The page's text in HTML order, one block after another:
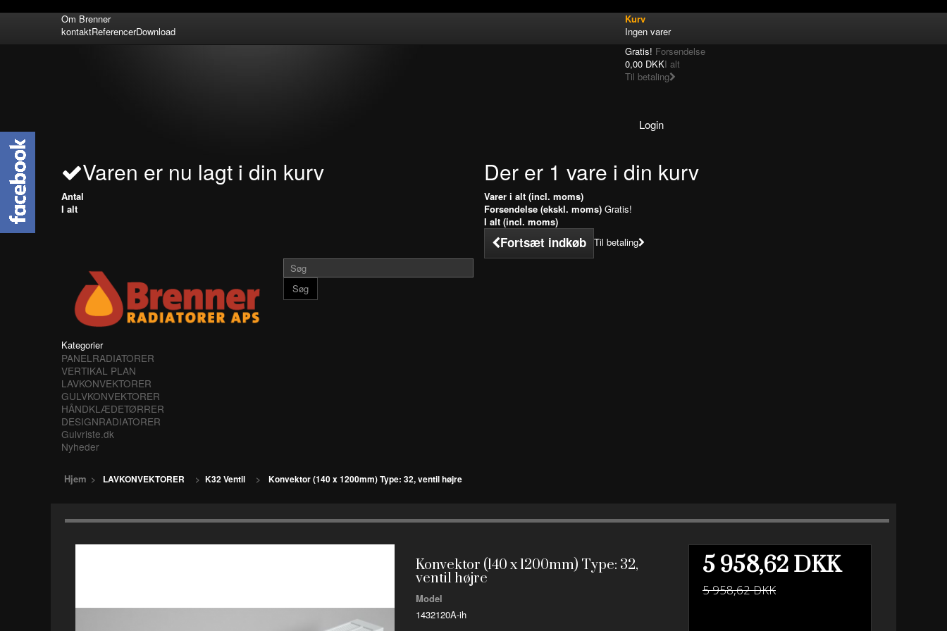
Om Brenner
kontaktReferencerDownload
Kurv
Ingen varer
Gratis! Forsendelse
0,00 DKKI alt
Til betaling
Login
Varen er nu lagt i din kurv
Antal
I alt
Der er 1 vare i din kurv
Varer i alt (incl. moms)
Forsendelse (ekskl. moms) Gratis!
I alt (incl. moms)
Fortsæt indkøb Til betaling
Søg
Kategorier
PANELRADIATORER
VERTIKAL PLAN
LAVKONVEKTORER
GULVKONVEKTORER
HÅNDKLÆDETØRRER
DESIGNRADIATORER
Gulvriste.dk
Nyheder
Hjem > LAVKONVEKTORER > K32 Ventil > Konvektor (140 x 1200mm) Type: 32, ventil højre
Konvektor (140 x 1200mm) Type: 32,
ventil højre
Model
1432120A-ih
5 958,62 DKK
5 958,62 DKK